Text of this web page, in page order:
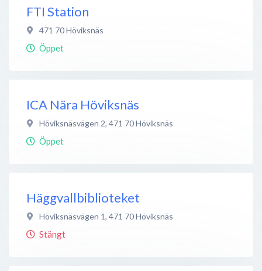
FTI Station
471 70Höviksnäs
Öppet
ICA Nära Höviksnäs
Höviksnäsvägen 2, 471 70Höviksnäs
Öppet
Häggvallbiblioteket
Höviksnäsvägen 1, 471 70Höviksnäs
Stängt